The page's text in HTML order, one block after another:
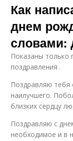
Как
днем
словами:
Показаны только
поздравления .
Поздравляю тебя
наилучшего.
близких сердцу
Поздравляю с
необходимое и в